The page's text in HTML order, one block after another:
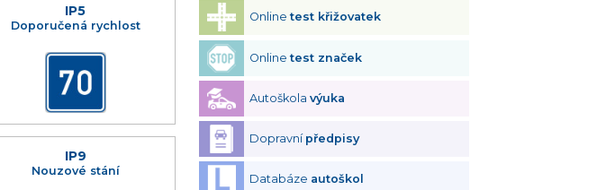
IP5
Doporučená rychlost
IP9
Nouzové stání
Onlinetest křižovatek
Onlinetest značek
Autoškolavýuka
Dopravní předpisy
Databáze autoškol